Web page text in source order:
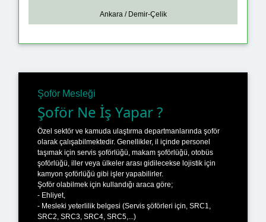
Ankara / Demir-Çelik
Şoför Mesleği
Şoför Ne İş Yapar ?
Özel sektör ve kamuda ulaştırma departmanlarında şoför
olarak çalışabilmektedir. Genellikler, il içinde personel
taşımak için servis şoförlüğü, makam şoförlüğü, otobüs
şoförlüğü, iller veya ülkeler arası gidilecekse lojistik için
kamyon şoförlüğü gibi işler yapabilirler.
Şoför olabilmek için kullandığı araca göre;
- Ehliyet,
- Mesleki yeterlilik belgesi (Servis şöförleri için, SRC1,
SRC2, SRC3, SRC4, SRC5,...)